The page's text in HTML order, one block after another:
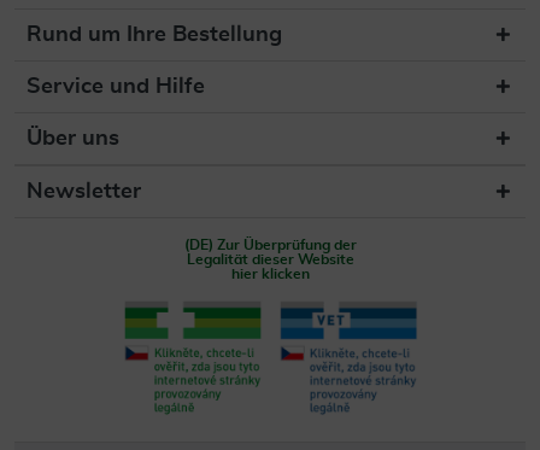
Rund um Ihre Bestellung
Service und Hilfe
Über uns
Newsletter
(DE) Zur Überprüfung der
Legalität dieser Website
hier klicken